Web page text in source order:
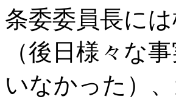
条委委員長に
（後日様々な
いなかった）